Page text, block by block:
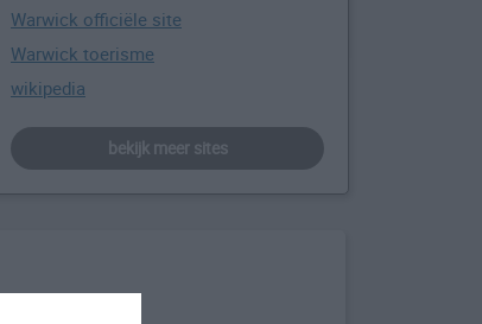
Warwick officiële site
Warwick toerisme
wikipedia
bekijk meer sites